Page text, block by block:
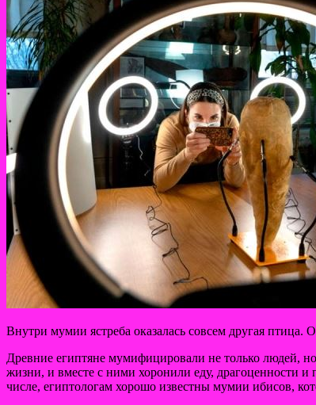
Внутри мумии ястреба оказалась совсем другая птица.
Древние египтяне мумифицировали не только людей,
жизни, и вместе с ними хоронили еду, драгоценности
числе, египтологам хорошо известны мумии ибисов,